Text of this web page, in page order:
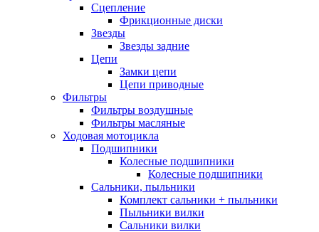
Cцепление
Фрикционные диски
Звезды
Звезды задние
Цепи
Замки цепи
Цепи приводные
Фильтры
Фильтры воздушные
Фильтры масляные
Ходовая мотоцикла
Подшипники
Колесные подшипники
Колесные подшипники
Сальники, пыльники
Комплект сальники + пыльники
Пыльники вилки
Сальники вилки